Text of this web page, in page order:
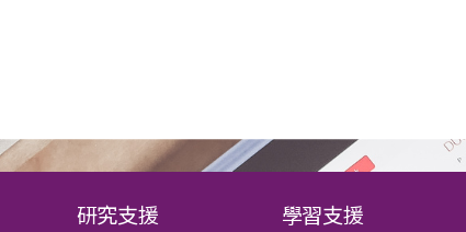
研究支援 學習支援